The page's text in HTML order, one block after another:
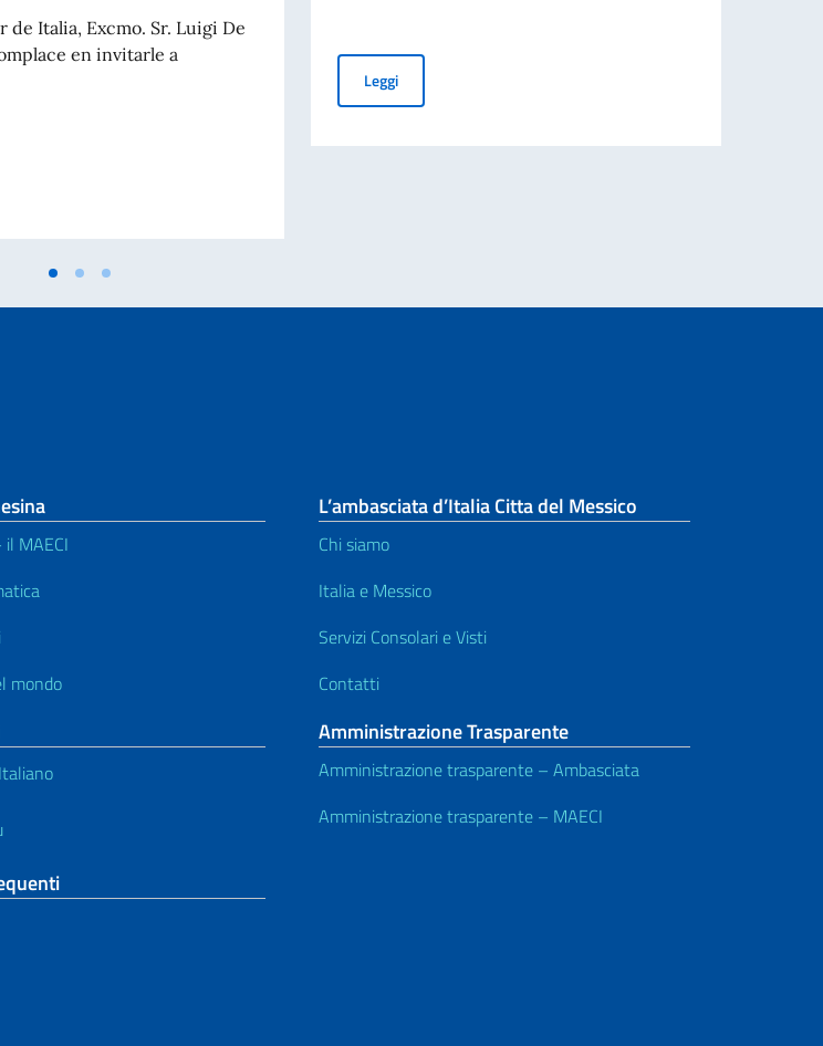
de Italia, Excmo. Sr. Luigi De
en invitarle a
virtual Dr. Federico Faggin - miércoles 19 de abril 18.30 horas - El valor de la inteligencia humana en un mundo
LeggiAVVISO PUBBLICO: RICERCA SPONSOR PER
MAECI
mondo
L’ambasciata d’Italia Citta del Messico
Chi siamo
Italia e Messico
Servizi Consolari e Visti
Contatti
Amministrazione Trasparente
Amministrazione trasparente – Ambasciata
Amministrazione trasparente – MAECI